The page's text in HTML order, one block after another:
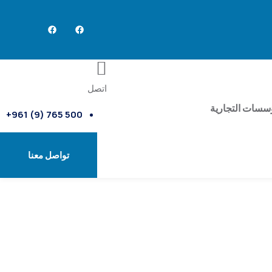
التجارية
اتصل
500 765 (9) 961+
تواصل معنا